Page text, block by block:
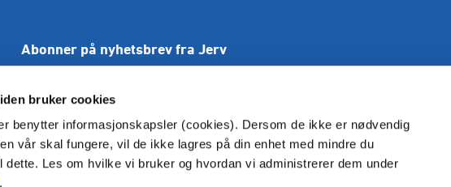
bruker cookies
benytter informasjonskapsler (cookies). Dersom de ikke er nødvendig
vår skal fungere, vil de ikke lagres på din enhet med mindre du
dette. Les om hvilke vi bruker og hvordan vi administrerer dem under
.
Abonner på nyhetsbrev fra Jerv